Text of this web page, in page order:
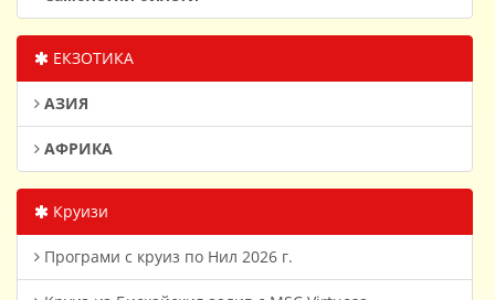
ЕКЗОТИКА
АЗИЯ
АФРИКА
Круизи
Програми с круиз по Нил 2026 г.